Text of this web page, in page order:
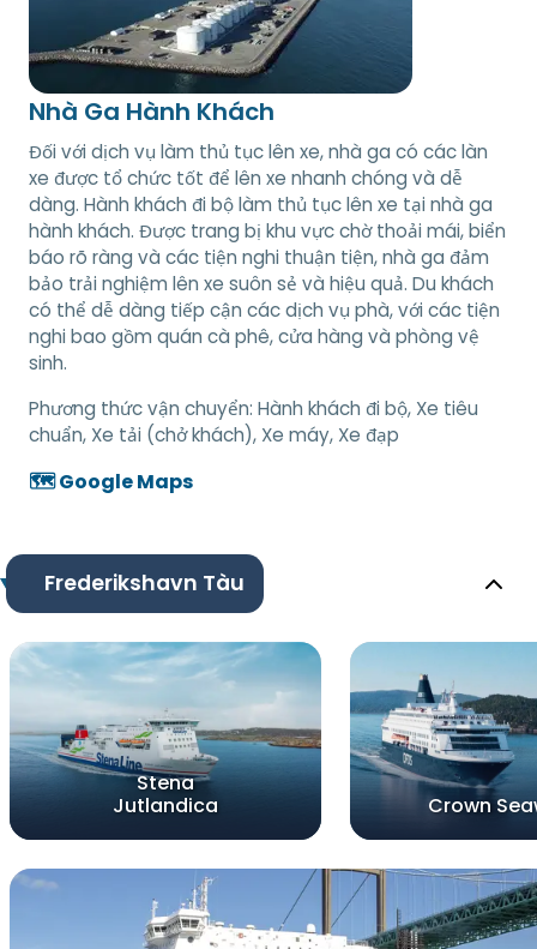
Nhà Ga Hành Khách
Đối với dịch vụ làm thủ tục lên xe, nhà ga có các làn
xe được tổ chức tốt để lên xe nhanh chóng và dễ
dàng. Hành khách đi bộ làm thủ tục lên xe tại nhà ga
hành khách. Được trang bị khu vực chờ thoải mái, biển
báo rõ ràng và các tiện nghi thuận tiện, nhà ga đảm
bảo trải nghiệm lên xe suôn sẻ và hiệu quả. Du khách
có thể dễ dàng tiếp cận các dịch vụ phà, với các tiện
nghi bao gồm quán cà phê, cửa hàng và phòng vệ
sinh.
Phương thức vận chuyển: Hành khách đi bộ, Xe tiêu
chuẩn, Xe tải (chở khách), Xe máy, Xe đạp
🗺️ Google Maps
Frederikshavn Tàu
Stena
Jutlandica
Crown